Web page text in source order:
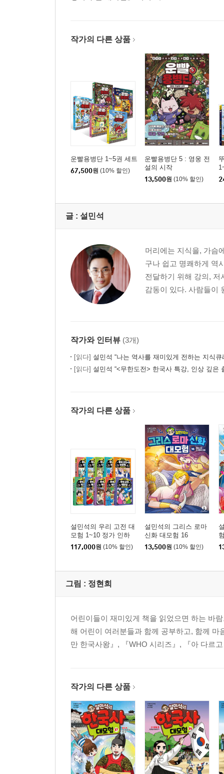
작가의 다른 상품
운빨용병단 1~5권 세트
67,500원 (10% 할인)
운빨용병단 5 : 영웅 전
설의 시작
13,500원 (10% 할인)
글 : 설민석
머리에는 지식을, 가슴
구나 쉽고 명쾌하게 역
전달하기 위해 강의,
감동이 있다. 사람들이
작가와 인터뷰 (3개)
[읽다] 설민석 “나는 역사를 재미있게 전하는 지식큐
[읽다] 설민석 “<무한도전> 한국사 특강, 인상 깊은
작가의 다른 상품
설민석의 우리 고전 대
모험 1~10 정가 인하
세트
117,000원 (10% 할인)
설민석의 그리스 로마
신화 대모험 16
13,500원 (10% 할인)
그림 : 정현희
어린이들이 재미있게 책을 읽었으면 하는 바
해 어린이 여러분들과 함께 공부하고, 함께
만 한국사왕』, 『WHO 시리즈』, 『아 다르
작가의 다른 상품